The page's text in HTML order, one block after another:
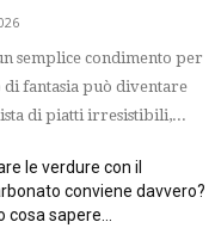
semplice condimento per
di fantasia può diventare
di piatti irresistibili,...
le verdure con il
conviene davvero?
cosa sapere...